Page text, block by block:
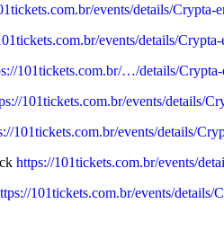
events/details/Crypta-
events/details/
101tickets.com.br/…/details/Crypta-
101tickets.com.br/events/details/
101tickets.com.br/events/details/
https://101tickets.com.br/events/
101tickets.com.br/events/details/